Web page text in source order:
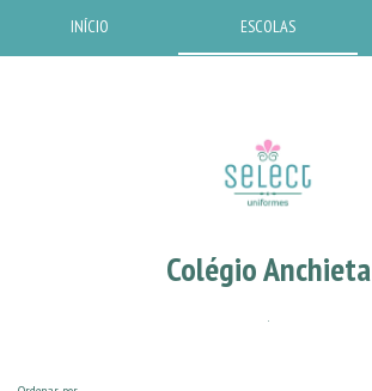
INÍCIO ESCOLAS
Colégio Anchieta
.